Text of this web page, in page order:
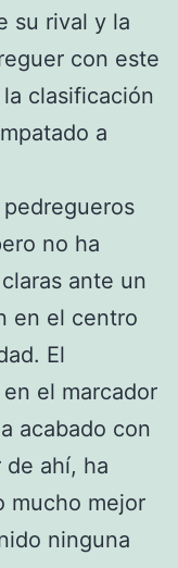
su rival y la
con este
clasificación
a
no ha
ante un
en el centro
El
el marcador
acabado con
ahí, ha
mucho mejor
ninguna